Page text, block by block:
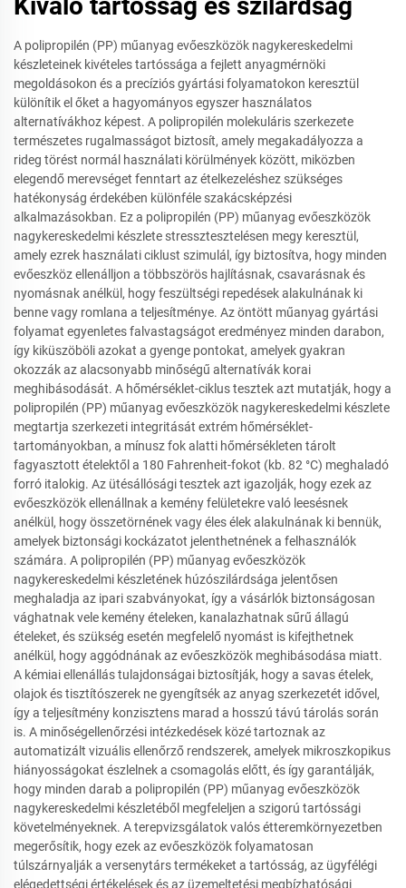
Kiváló tartósság és szilárdság
A polipropilén (PP) műanyag evőeszközök nagykereskedelmi
készleteinek kivételes tartóssága a fejlett anyagmérnöki
megoldásokon és a precíziós gyártási folyamatokon keresztül
különítik el őket a hagyományos egyszer használatos
alternatívákhoz képest. A polipropilén molekuláris szerkezete
természetes rugalmasságot biztosít, amely megakadályozza a
rideg törést normál használati körülmények között, miközben
elegendő merevséget fenntart az ételkezeléshez szükséges
hatékonyság érdekében különféle szakácsképzési
alkalmazásokban. Ez a polipropilén (PP) műanyag evőeszközök
nagykereskedelmi készlete stressztesztelésen megy keresztül,
amely ezrek használati ciklust szimulál, így biztosítva, hogy minden
evőeszköz ellenálljon a többszörös hajlításnak, csavarásnak és
nyomásnak anélkül, hogy feszültségi repedések alakulnának ki
benne vagy romlana a teljesítménye. Az öntött műanyag gyártási
folyamat egyenletes falvastagságot eredményez minden darabon,
így kiküszöböli azokat a gyenge pontokat, amelyek gyakran
okozzák az alacsonyabb minőségű alternatívák korai
meghibásodását. A hőmérséklet-ciklus tesztek azt mutatják, hogy a
polipropilén (PP) műanyag evőeszközök nagykereskedelmi készlete
megtartja szerkezeti integritását extrém hőmérséklet-
tartományokban, a mínusz fok alatti hőmérsékleten tárolt
fagyasztott ételektől a 180 Fahrenheit-fokot (kb. 82 °C) meghaladó
forró italokig. Az ütésállósági tesztek azt igazolják, hogy ezek az
evőeszközök ellenállnak a kemény felületekre való leesésnek
anélkül, hogy összetörnének vagy éles élek alakulnának ki bennük,
amelyek biztonsági kockázatot jelenthetnének a felhasználók
számára. A polipropilén (PP) műanyag evőeszközök
nagykereskedelmi készletének húzószilárdsága jelentősen
meghaladja az ipari szabványokat, így a vásárlók biztonságosan
vághatnak vele kemény ételeken, kanalazhatnak sűrű állagú
ételeket, és szükség esetén megfelelő nyomást is kifejthetnek
anélkül, hogy aggódnának az evőeszközök meghibásodása miatt.
A kémiai ellenállás tulajdonságai biztosítják, hogy a savas ételek,
olajok és tisztítószerek ne gyengítsék az anyag szerkezetét idővel,
így a teljesítmény konzisztens marad a hosszú távú tárolás során
is. A minőségellenőrzési intézkedések közé tartoznak az
automatizált vizuális ellenőrző rendszerek, amelyek mikroszkopikus
hiányosságokat észlelnek a csomagolás előtt, és így garantálják,
hogy minden darab a polipropilén (PP) műanyag evőeszközök
nagykereskedelmi készletéből megfeleljen a szigorú tartóssági
követelményeknek. A terepvizsgálatok valós étteremkörnyezetben
megerősítik, hogy ezek az evőeszközök folyamatosan
túlszárnyalják a versenytárs termékeket a tartósság, az ügyfélégi
elégedettségi értékelések és az üzemeltetési megbízhatósági